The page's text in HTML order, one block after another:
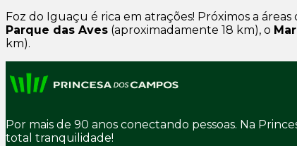
Foz do Iguaçu é rica em atrações! Próximos a
Parque das Aves (aproximadamente 18 km), o
km).
Por mais de 90 anos conectando pessoas. Na
total tranquilidade!